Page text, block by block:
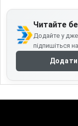
Читайте
Додайте у
підпишіться
Додати